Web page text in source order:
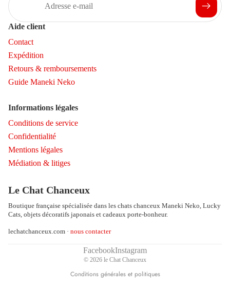
Aide client
Contact
Expédition
Retours & remboursements
Guide Maneki Neko
Informations légales
Conditions de service
Confidentialité
Mentions légales
Médiation & litiges
Le Chat Chanceux
Boutique française spécialisée dans les chats chanceux Maneki Neko, Lucky
Cats, objets décoratifs japonais et cadeaux porte-bonheur.
lechatchanceux.com · nous contacter
FacebookInstagram
© 2026 le Chat Chanceux
Conditions générales et politiques
Politique de remboursement
Conditions d’utilisation
Politique d’expédition
Conditions générales de vente
Politique de résiliation